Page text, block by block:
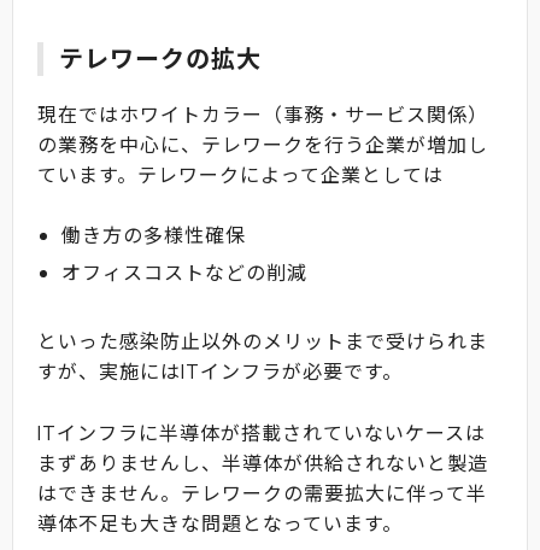
テレワークの拡大
現在ではホワイトカラー（事務・サービス関係）
の業務を中心に、テレワークを行う企業が増加し
ています。テレワークによって企業としては
働き方の多様性確保
オフィスコストなどの削減
といった感染防止以外のメリットまで受けられま
すが、実施にはITインフラが必要です。
ITインフラに半導体が搭載されていないケースは
まずありませんし、半導体が供給されないと製造
はできません。テレワークの需要拡大に伴って半
導体不足も大きな問題となっています。